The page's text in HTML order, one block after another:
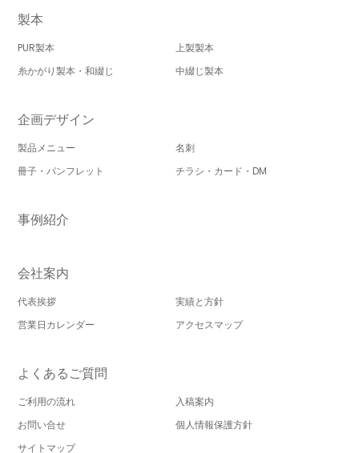
製本
PUR製本
上製製本
糸かがり製本・和綴じ
中綴じ製本
企画デザイン
製品メニュー
名刺
冊子・パンフレット
チラシ・カード・DM
事例紹介
会社案内
代表挨拶
実績と方針
営業日カレンダー
アクセスマップ
よくあるご質問
ご利用の流れ
入稿案内
お問い合せ
個人情報保護方針
サイトマップ